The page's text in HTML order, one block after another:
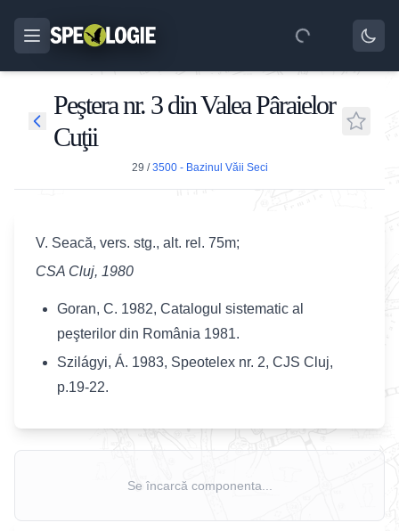
Peştera nr. 3 din Valea Pâraielor
Cuţii
29 /3500 - Bazinul Văii Seci
V. Seacă, vers. stg., alt. rel. 75m;
CSA Cluj, 1980
Goran, C. 1982, Catalogul sistematic al
peşterilor din România 1981.
Szil ágyi, Á. 1983, Speotelex nr. 2, CJS Cluj,
p.19-22.
Se încarcă componenta...